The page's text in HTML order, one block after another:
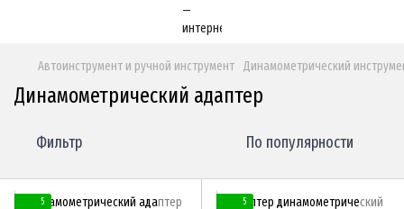
Автоинструмент и ручной инструмент Динамометрический
Динамометрический адаптер
Фильтр По популярности
5
5